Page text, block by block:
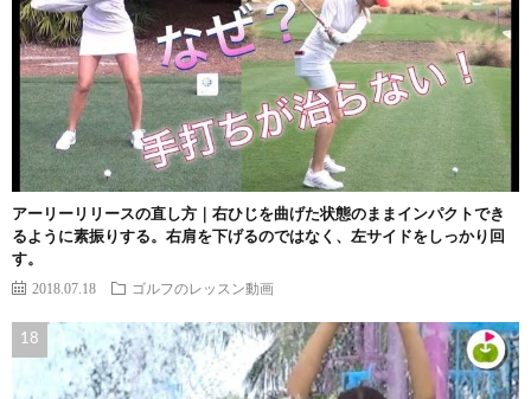
アーリーリリースの直し方｜右ひじを曲げた状態のままインパクトでき
るように素振りする。右肩を下げるのではなく、左サイドをしっかり回
す。
2018.07.18 ゴルフのレッスン動画